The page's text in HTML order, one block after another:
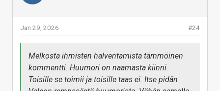
uutikirjeitä ym.
Tai siis siinähän lukee ettei Kuolemantähdessä ole
tilaa kaikille :cigar2:
Vastaa
#24
Jan 29, 2026
Melkosta ihmisten halventamista tämmöinen
kommentti. Huumori on naamasta kiinni.
Toisille se toimii ja toisille taas ei. Itse pidän